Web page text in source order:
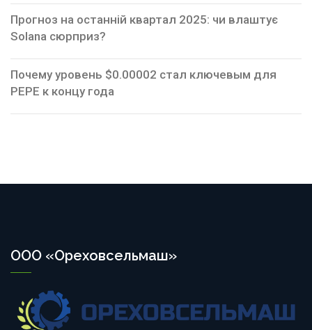
Прогноз на останній квартал 2025: чи влаштує
Solana сюрприз?
Почему уровень $0.00002 стал ключевым для
PEPE к концу года
ООО «Ореховсельмаш»